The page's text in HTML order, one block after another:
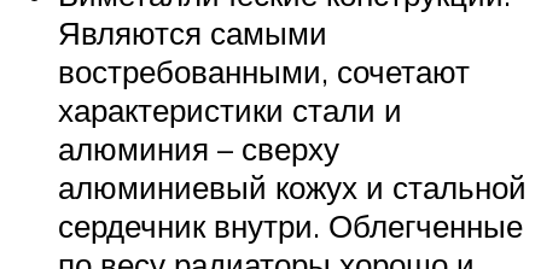
Являются самыми
востребованными, сочетают
характеристики стали и
алюминия – сверху
алюминиевый кожух и стальной
сердечник внутри. Облегченные